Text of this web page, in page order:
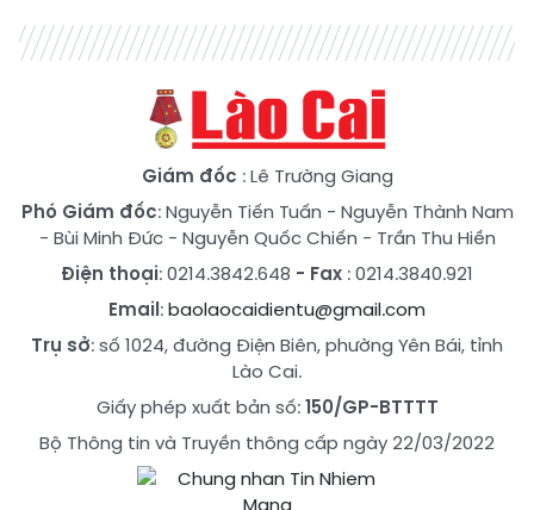
Giám đốc : Lê Trường Giang
Phó Giám đốc:Nguyễn Tiến Tuấn - Nguyễn Thành Nam
- Bùi Minh Đức- Nguyễn Quốc Chiến - Trần Thu Hiền
Điện thoại: 0214.3842.648 - Fax : 0214.3840.921
Email:baolaocaidientu@gmail.com
Trụ sở: số 1024, đường Điện Biên, phường Yên Bái, tỉnh
Lào Cai.
Giấy phép xuất bản số:150/GP-BTTTT
Bộ Thông tin và Truyền thông cấp ngày 22/03/2022